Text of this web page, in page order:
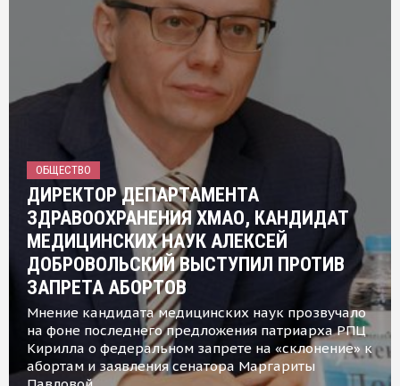
ОБЩЕСТВО
ДИРЕКТОР ДЕПАРТАМЕНТА
ЗДРАВООХРАНЕНИЯ ХМАО, КАНДИДАТ
МЕДИЦИНСКИХ НАУК АЛЕКСЕЙ
ДОБРОВОЛЬСКИЙ ВЫСТУПИЛ ПРОТИВ
ЗАПРЕТА АБОРТОВ
Мнение кандидата медицинских наук прозвучало
на фоне последнего предложения патриарха РПЦ
Кирилла о федеральном запрете на «склонение» к
абортам и заявления сенатора Маргариты